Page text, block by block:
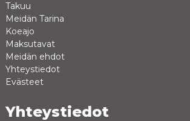
Takuu
Meidän Tarina
Koeajo
Maksutavat
Meidän ehdot
Yhteystiedot
Evästeet
Yhteystiedot